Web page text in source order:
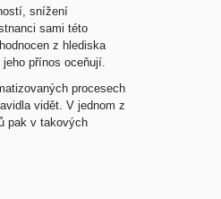
snížení
sami této
z hlediska
přínos oceňují.
procesech
vidět. V jednom z
pak v takových